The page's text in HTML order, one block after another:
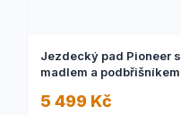
Jezdecký pad Pioneer s
madlem a podbřišníkem
5 499 Kč